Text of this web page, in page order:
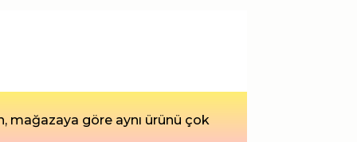
mağazaya göre aynı ürünü çok